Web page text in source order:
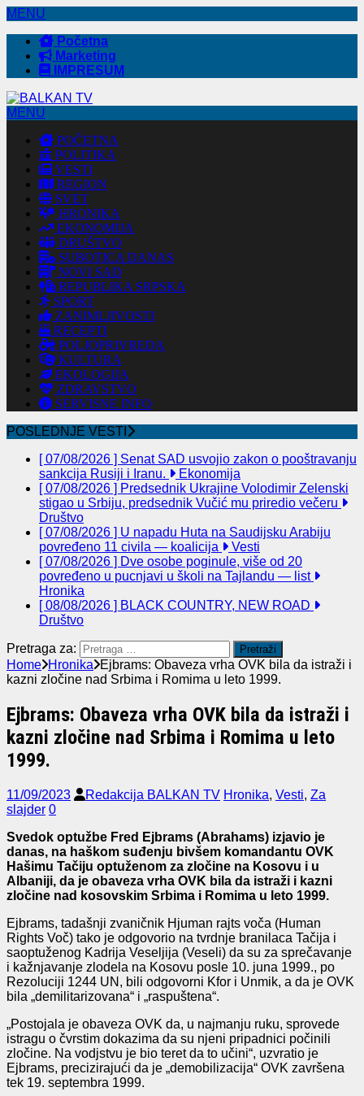
MENU
Početna
Marketing
IMPRESUM
MENU
POČETNA
POLITIKA
VESTI
REGION
SVET
HRONIKA
EKONOMIJA
DRUŠTVO
SUBOTICA DANAS
NOVI SAD
REPUBLIKA SRPSKA
SPORT
ZANIMLJIVOSTI
RECEPTI
POLJOPRIVREDA
KULTURA
EKOLOGIJA
ZDRAVSTVO
SERVISNE INFO
POSLEDNJE VESTI
[ 07/08/2026 ] Senat SAD usvojio zakon o pooštravanju
sankcija Rusiji i Iranu.
Ekonomija
[ 07/08/2026 ] Predsednik Ukrajine Volodimir Zelenski
stigao u Srbiju, predsednik Vučić mu priredio večeru
Društvo
[ 07/08/2026 ] U napadu Huta na Saudijsku Arabiju
povređeno 11 civila — koalicija
Vesti
[ 07/08/2026 ] Dve osobe poginule, više od 20
povređeno u pucnjavi u školi na Tajlandu — list
Hronika
[ 08/08/2026 ] BLACK COUNTRY, NEW ROAD
Društvo
Pretraga za:
Home Hronika
Ejbrams: Obaveza vrha OVK bila da istraži i
kazni zločine nad Srbima i Romima u leto 1999.
Ejbrams: Obaveza vrha OVK bila da istraži i
kazni zločine nad Srbima i Romima u leto
1999.
11/09/2023 Redakcija BALKAN TV Hronika, Vesti, Za
slajder 0
Svedok optužbe Fred Ejbrams (Abrahams) izjavio je
danas, na haškom suđenju bivšem komandantu OVK
Hašimu Tačiju optuženom za zločine na Kosovu i u
Albaniji, da je obaveza vrha OVK bila da istraži i kazni
zločine nad kosovskim Srbima i Romima u leto 1999.
Ejbrams, tadašnji zvaničnik Hjuman rajts voča (Human
Rights Voč) tako je odgovorio na tvrdnje branilaca Tačija i
saoptuženog Kadrija Veseljija (Veseli) da su za sprečavanje
i kažnjavanje zlodela na Kosovu posle 10. juna 1999., po
Rezoluciji 1244 UN, bili odgovorni Kfor i Unmik, a da je OVK
bila „demilitarizovana“ i „raspuštena“.
„Postojala je obaveza OVK da, u najmanju ruku, sprovede
istragu o čvrstim dokazima da su njeni pripadnici počinili
zločine. Na vodjstvu je bio teret da to učini“, uzvratio je
Ejbrams, precizirajući da je „demobilizacija“ OVK završena
tek 19. septembra 1999.